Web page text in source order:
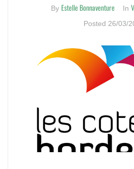
By Estelle Bonnaventure In
Posted 26/03/